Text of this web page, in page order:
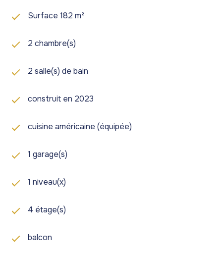
Surface 182 m²
2 chambre(s)
2 salle(s) de bain
construit en 2023
cuisine américaine (équipée)
1 garage(s)
1 niveau(x)
4 étage(s)
balcon